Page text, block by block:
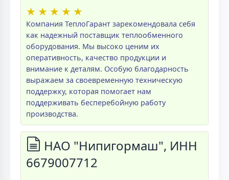
★ ★ ★ ★ ★
Компания ТеплоГарант зарекомендовала себя
как надежный поставщик теплообменного
оборудования. Мы высоко ценим их
оперативность, качество продукции и
внимание к деталям. Особую благодарность
выражаем за своевременную техническую
поддержку, которая помогает нам
поддерживать бесперебойную работу
производства.
НАО "Нипигормаш", ИНН
6679007712